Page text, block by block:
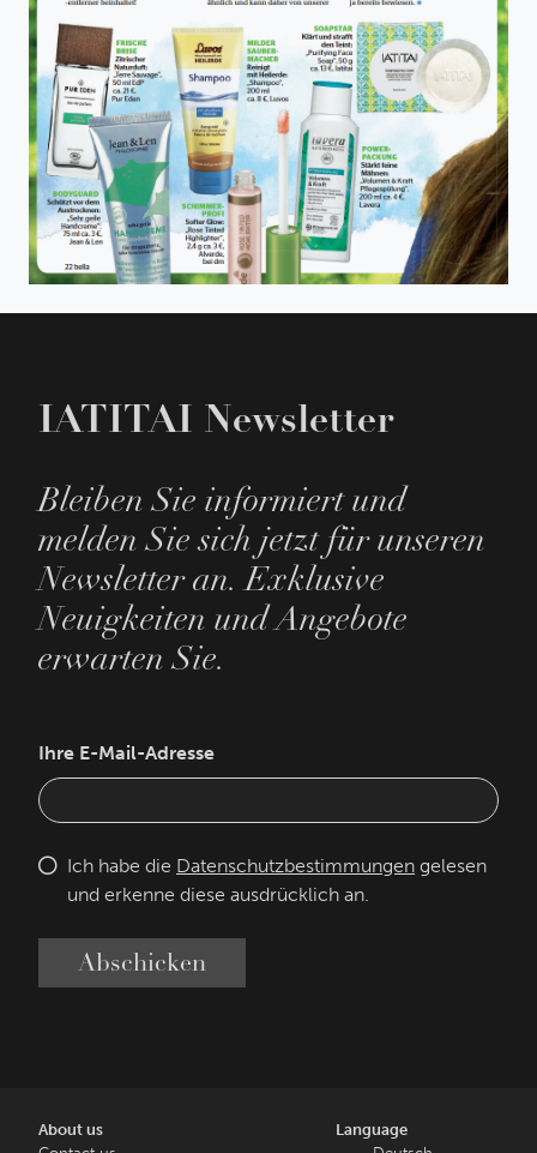
IATITAI Newsletter
Bleiben Sie informiert und
melden Sie sich jetzt für unseren
Newsletter an. Exklusive
Neuigkeiten und Angebote
erwarten Sie.
Ihre E-Mail-Adresse
Ich habe die Datenschutzbestimmungen gelesen
und erkenne diese ausdrücklich an.
Abschicken
About us
Language